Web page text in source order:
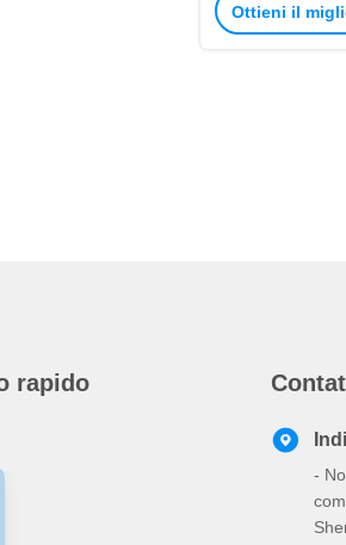
del
Ottieni il
rapido
-